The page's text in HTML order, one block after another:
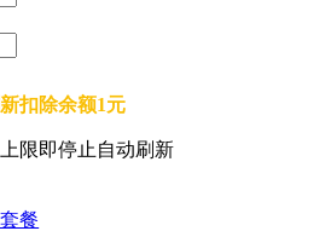
扣除余额1元
限即停止自动刷新
餐